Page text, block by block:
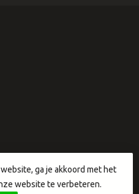
ga je akkoord met het
website te verbeteren.